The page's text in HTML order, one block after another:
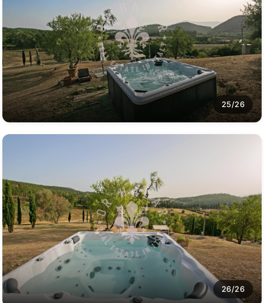
25/26
26/26